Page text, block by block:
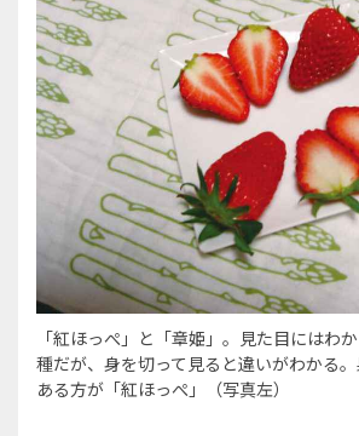
「紅ほっぺ」と「章姫」。見た目にはわ
種だが、身を切って見ると違いがわかる
ある方が「紅ほっぺ」（写真左）